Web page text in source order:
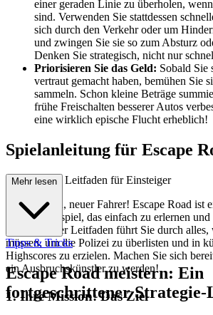
einer geraden Linie zu überholen,
sind. Verwenden Sie stattdessen
sich durch den Verkehr oder um
und zwingen Sie sie so zum Absturz
Denken Sie strategisch, nicht nur
Priorisieren Sie das Geld: Sobald Sie
vertraut gemacht haben, bemühen Sie
sammeln. Schon kleine Beträge
frühe Freischalten besserer Autos
eine wirklich epische Flucht erheblich!
Spielanleitung für Escape
umfassender Leitfaden für Einsteiger
Willkommen, neuer Fahrer! Escape Road ist
Verfolgungsspiel, das einfach zu erlernen
macht. Dieser Leitfaden führt Sie durch alles,
müssen, um die Polizei zu überlisten und in
Highscores zu erzielen. Machen Sie sich
ein Ausbruchskünstler zu werden!
1. Ihre Mission: Das Ziel
Mehr lesen
Tipps & Tricks
Escape Road meistern: Ein
fortgeschrittener Strategie-